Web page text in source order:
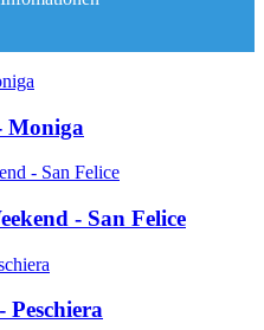
Moniga
- San Felice